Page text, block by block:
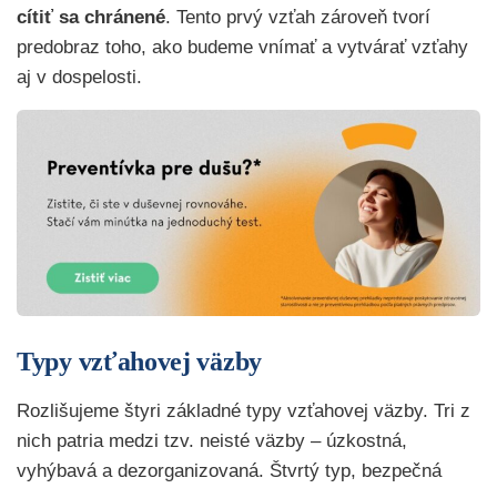
cítiť sa chránené. Tento prvý vzťah zároveň tvorí
predobraz toho, ako budeme vnímať a vytvárať vzťahy
aj v dospelosti.
Typy vzťahovej väzby
Rozlišujeme štyri základné typy vzťahovej väzby. Tri z
nich patria medzi tzv. neisté väzby – úzkostná,
vyhýbavá a dezorganizovaná. Štvrtý typ, bezpečná